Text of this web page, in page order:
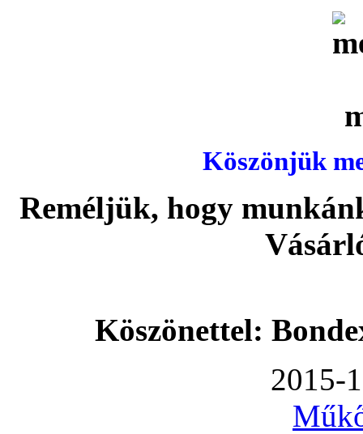
Köszönjük
Reméljük, hogy
Köszönettel:
2015-